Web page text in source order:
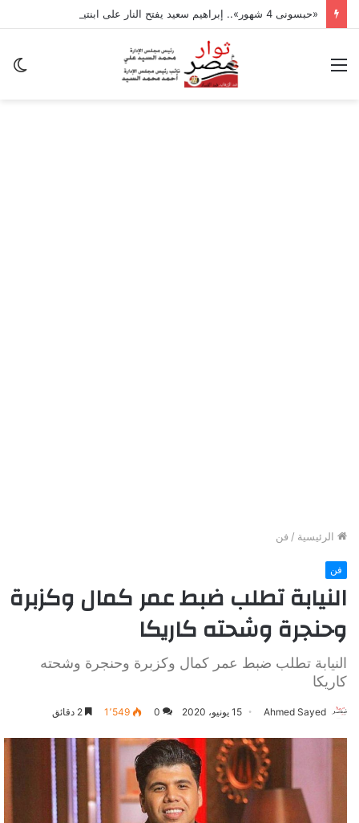
القائمة
الرئيسية / فن
فن
النيابة تطلب ضبط عمر كمال وكزبرة
وحنجرة وشحته كاريكا
النيابة تطلب ضبط عمر كمال وكزبرة وحنجرة وشحته
كاريكا
Ahmed Sayed 15 يونيو، 2020 0 1٬549